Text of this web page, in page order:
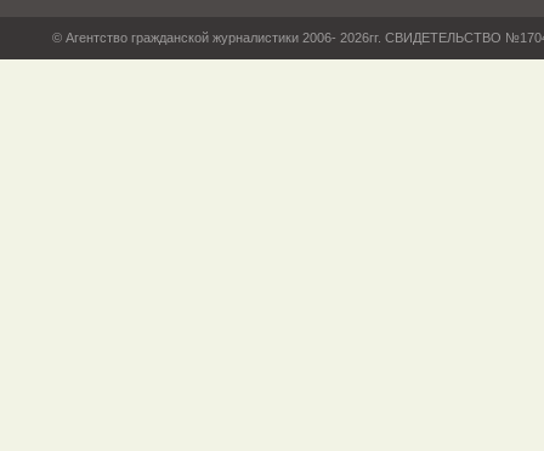
© Агентство гражданской журналистики 2006- 2026гг. СВИДЕТЕЛЬСТВО